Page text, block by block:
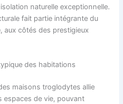
naturelle exceptionnelle.
fait partie intégrante du
aux côtés des prestigieux
des habitations
maisons troglodytes allie
espaces de vie, pouvant